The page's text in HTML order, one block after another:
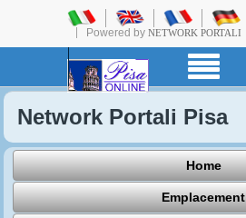
Powered by NETWORK PORTALI
Network Portali Pisa
Home
Emplacement